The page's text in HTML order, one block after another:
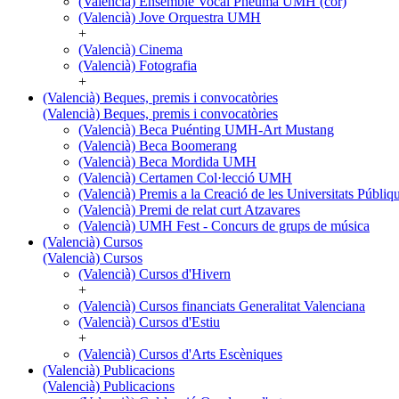
(Valencià) Jove Orquestra UMH
+
(Valencià) Cinema
(Valencià) Fotografia
+
(Valencià) Beques, premis i convocatòries
(Valencià) Beques, premis i convocatòries
(Valencià) Beca Puénting UMH-Art Mustang
(Valencià) Beca Boomerang
(Valencià) Beca Mordida UMH
(Valencià) Certamen Col·lecció UMH
(Valencià) Premis a la Creació de les Universitats
(Valencià) Premi de relat curt Atzavares
(Valencià) UMH Fest - Concurs de grups de música
(Valencià) Cursos
(Valencià) Cursos
(Valencià) Cursos d'Hivern
+
(Valencià) Cursos financiats Generalitat Valenciana
(Valencià) Cursos d'Estiu
+
(Valencià) Cursos d'Arts Escèniques
(Valencià) Publicacions
(Valencià) Publicacions